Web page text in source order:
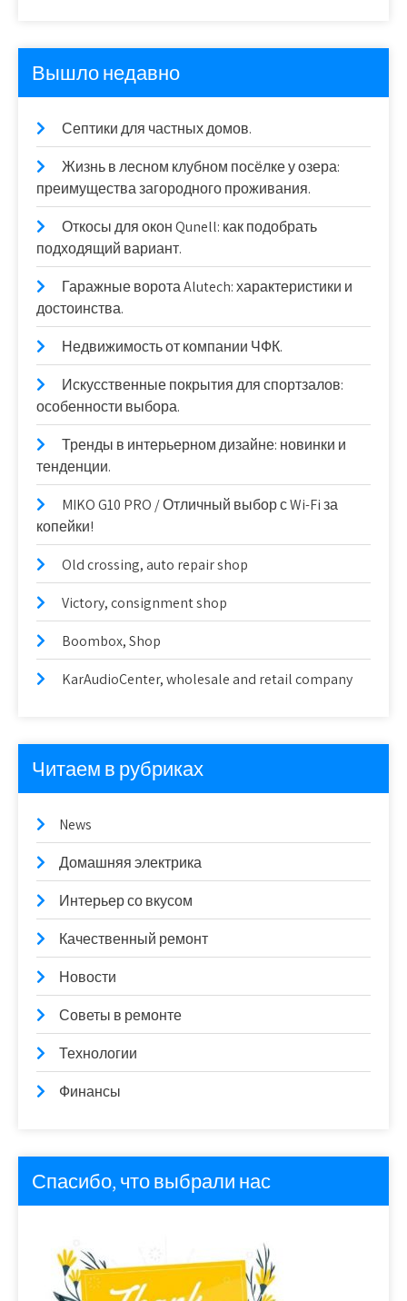
Вышло недавно
Септики для частных домов.
Жизнь в лесном клубном посёлке у озера:
преимущества загородного проживания.
Откосы для окон Qunell: как подобрать
подходящий вариант.
Гаражные ворота Alutech: характеристики и
достоинства.
Недвижимость от компании ЧФК.
Искусственные покрытия для спортзалов:
особенности выбора.
Тренды в интерьерном дизайне: новинки и
тенденции.
MIKO G10 PRO / Отличный выбор с Wi-Fi за
копейки!
Old crossing, auto repair shop
Victory, consignment shop
Boombox, Shop
KarAudioCenter, wholesale and retail company
Читаем в рубриках
News
Домашняя электрика
Интерьер со вкусом
Качественный ремонт
Новости
Советы в ремонте
Технологии
Финансы
Спасибо, что выбрали нас